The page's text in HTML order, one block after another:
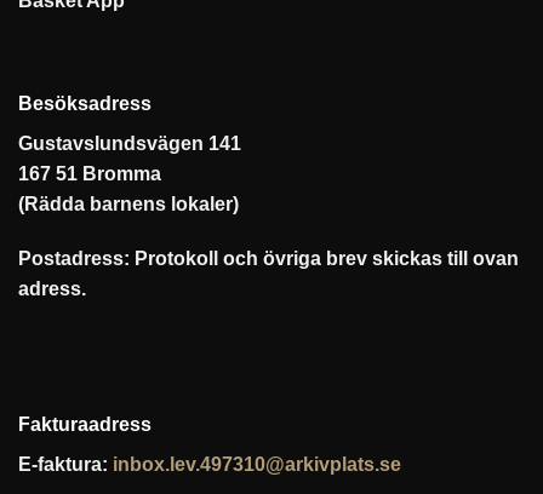
Besöksadress
Gustavslundsvägen 141
167 51 Bromma
(Rädda barnens lokaler)
Postadress: Protokoll och övriga brev skickas till ovan
adress.
Fakturaadress
E-faktura: inbox.lev.497310@arkivplats.se